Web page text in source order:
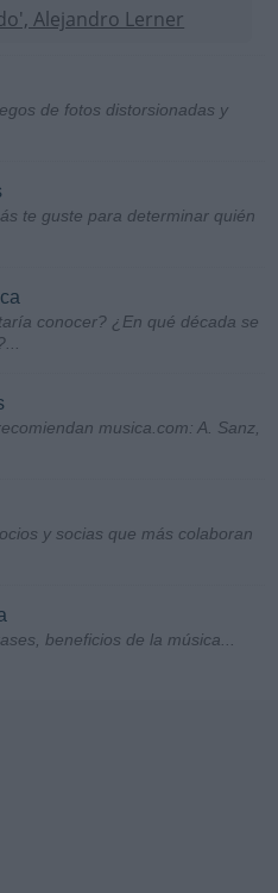
Alejandro Lerner
de fotos distorsionadas y
te guste para determinar quién
conocer? ¿En qué década se
musica.com: A. Sanz,
y socias que más colaboran
beneficios de la música...